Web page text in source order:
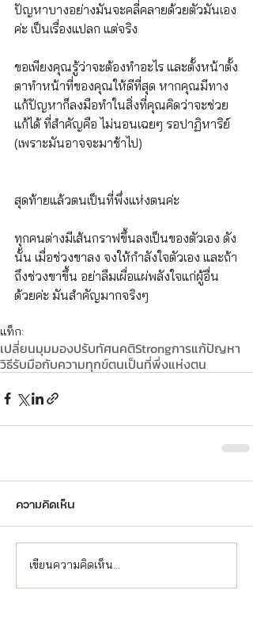
ปัญหาบางอย่างมันจะคลี่คลายด้วยตัวมันเอง
ค่ะ เป็นเรื่องแปลก แต่จริง
ขอเพียงคุณรู้ว่าจะต้องทำอะไร และตั้งหน้าตั้ง
ตาทำหน้าที่ของคุณให้ดีที่สุด หากคุณมีทาง
แก้ปัญหาก็ลงมือทำในสิ่งที่คุณคิดว่าจะช่วย
แก้ได้ ที่สำคัญคือ ไม่นอนเฉยๆ รอปาฏิหาริย์
(เพราะมันอาจจะมาช้าไป)
สุดท้ายแล้วตนเป็นที่พึ่งแห่งตนค่ะ
ทุกคนต่างมีเส้นกราฟขึ้นลงเป็นของตัวเอง ดัง
นั้น เมื่อช่วงขาลง จงให้กำลังใจตัวเอง และถ้า
ถึงช่วงขาขึ้น อย่าลืมเผื่อแผ่พลังใจแก่ผู้อื่น
ด้วยค่ะ มันสำคัญมากจริงๆ
แท็ก:
เปลี่ยนมุมมองปรับทัศนคติStrongการแก้ปัญหา
วิธีรับมือกับความทุกข์ตนเป็นที่พึ่งแห่งตน
ความคิดเห็น
เขียนความคิดเห็น…